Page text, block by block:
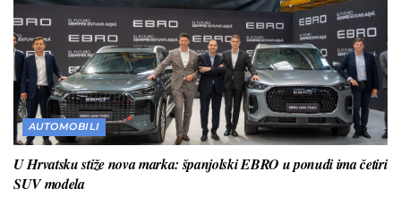
AUTOMOBILI
U Hrvatsku stiže nova marka: španjolski EBRO u ponudi ima četiri
SUV modela